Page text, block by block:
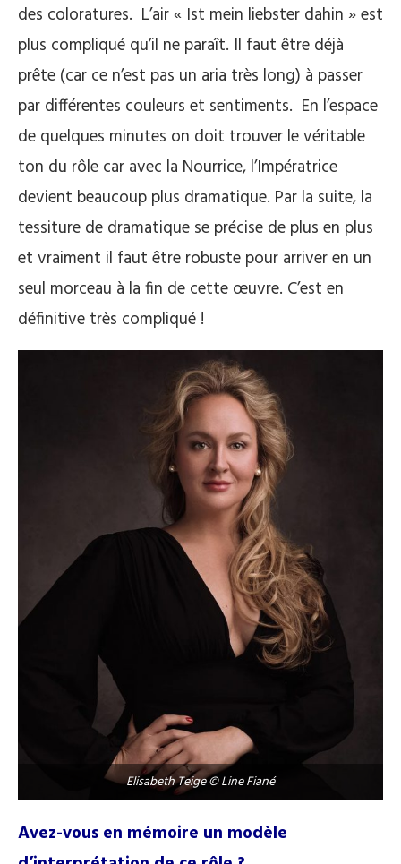
des coloratures. L’air « Ist mein liebster dahin » est
plus compliqué qu’il ne paraît. Il faut être déjà
prête (car ce n’est pas un aria très long) à passer
par différentes couleurs et sentiments. En l’espace
de quelques minutes on doit trouver le véritable
ton du rôle car avec la Nourrice, l’Impératrice
devient beaucoup plus dramatique. Par la suite, la
tessiture de dramatique se précise de plus en plus
et vraiment il faut être robuste pour arriver en un
seul morceau à la fin de cette œuvre. C’est en
définitive très compliqué !
Elisabeth Teige © Line Fiané
Avez-vous en mémoire un modèle